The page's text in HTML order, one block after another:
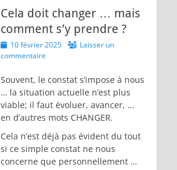
Cela doit changer … mais
comment s’y prendre ?
Posted
on
10 février 2025
Laisser un
commentaire
Souvent, le constat s’impose à nous
… la situation actuelle n’est plus
viable; il faut évoluer, avancer, …
en d’autres mots CHANGER.
Cela n’est déjà pas évident du tout
si ce simple constat ne nous
concerne que personnellement …